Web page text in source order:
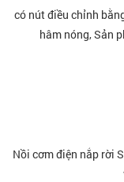
có nút điều chỉnh
hâm nóng, Sản
Nồi cơm điện nắp rời